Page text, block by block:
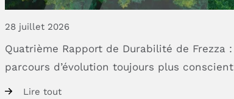
28 juillet 2026
Quatrième Rapport de Durabilité de Frezza :
parcours d’évolution toujours plus conscient
Lire tout